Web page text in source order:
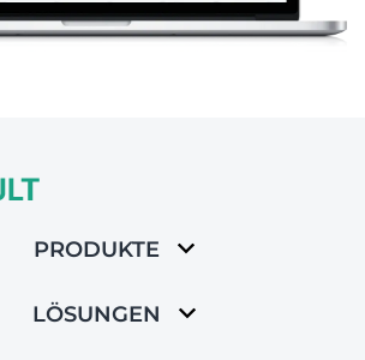
PRODUKTE
LÖSUNGEN